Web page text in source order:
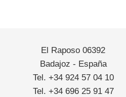
El Raposo 06392
Badajoz - España
Tel. +34 924 57 04 10
Tel. +34 696 25 91 47